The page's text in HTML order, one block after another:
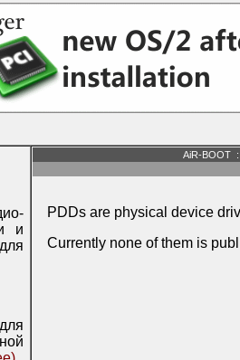
и
AiR-BOOT
PDDs are physical device
Currently none of them is